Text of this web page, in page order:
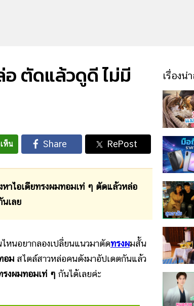
ตัดแล้วดูดี ไม่มี
ห็น
ไอเดียทรงผมทอมเท่ ๆ ตัดแล้วหล่อ
นเลย
นอยากลองเปลี่ยนแนวมาตัดทรงผมสั้น
อม สไตล์สาวหล่อคนดังมาอัปเดตกันแล้ว
รงผมทอมเท่ ๆ กันได้เลยค่ะ
เรื่องน่